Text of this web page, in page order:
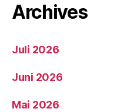
Archives
Juli 2026
Juni 2026
Mai 2026